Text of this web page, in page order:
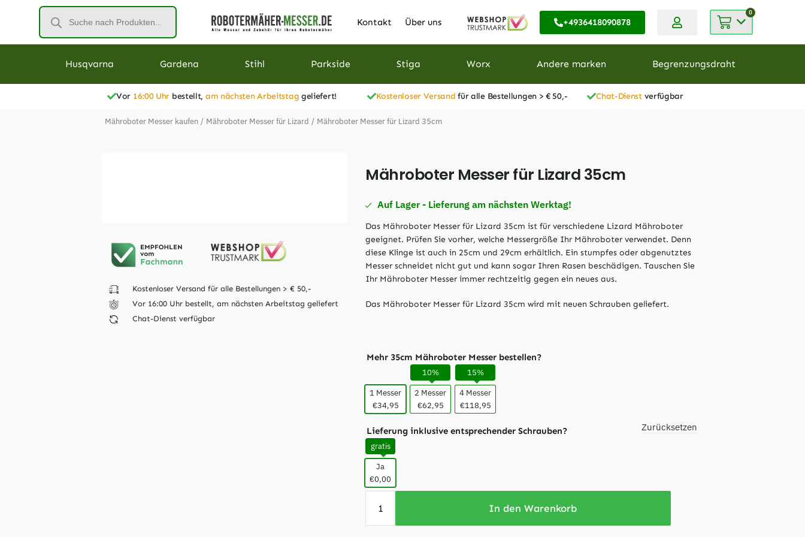
Kontakt Über uns +4936418090878
0
Husqvarna Gardena Stihl Parkside Stiga Worx Andere marken Begrenzungsdraht
Vor 16:00 Uhr bestellt, am nächsten Arbeitstag geliefert! Kostenloser Versand für alle Bestellungen > € 50,- Chat-Dienstverfügbar
Mähroboter Messer kaufen / Mähroboter Messer für Lizard / Mähroboter Messer für Lizard 35cm
Kostenloser Versand für alle Bestellungen > € 50,-
Vor 16:00 Uhr bestellt, am nächsten Arbeitstag geliefert
Chat-Dienst verfügbar
Mähroboter Messer für Lizard 35cm
Auf Lager - Lieferung am nächsten Werktag!
Das Mähroboter Messer für Lizard 35cm ist für verschiedene Lizard Mähroboter
geeignet. Prüfen Sie vorher, welche Messergröße Ihr Mähroboter verwendet. Denn
diese Klinge ist auch in 25cm und 29cm erhältlich. Ein stumpfes oder abgenutztes
Messer schneidet nicht gut und kann sogar Ihren Rasen beschädigen. Tauschen Sie
Ihr Mähroboter Messer immer rechtzeitig gegen ein neues aus.
Das Mähroboter Messer für Lizard 35cm wird mit neuen Schrauben geliefert.
Mehr 35cm Mähroboter Messer bestellen?
1 Messer
€34,95
10%
2 Messer
€62,95
15%
4 Messer
€118,95
Lieferung inklusive entsprechender Schrauben?
gratis
Ja
€0,00
Zurücksetzen
In den Warenkorb